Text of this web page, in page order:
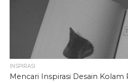
INSPIRASI
Mencari Inspirasi Desain Kolam